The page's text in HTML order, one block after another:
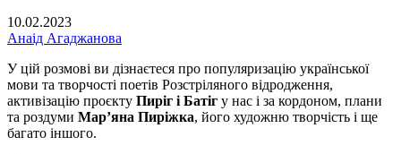
10.02.2023
Анаід Агаджанова
У цій розмові ви дізнаєтеся про популяризацію української
мови та творчості поетів Розстріляного відродження,
активізацію проєкту Пиріг і Батіг у нас і за кордоном, плани
та роздуми Марʼяна Пиріжка, його художню творчість і ще
багато іншого.